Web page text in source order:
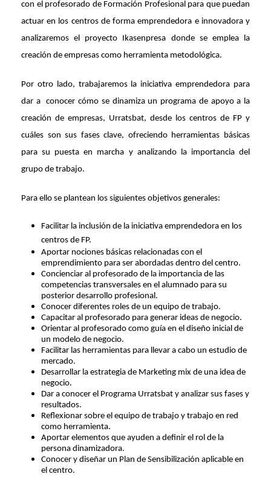
con el profesorado de Formación Profesional para que puedan
actuar en los centros de forma emprendedora e innovadora y
analizaremos el proyecto Ikasenpresa donde se emplea la
creación de empresas como herramienta metodológica.
Por otro lado, trabajaremos la iniciativa emprendedora para
dar a
conocer cómo se dinamiza un programa de apoyo a la
creación de empresas, Urratsbat, desde los centros de FP y
cuáles son sus fases clave, ofreciendo herramientas básicas
para su puesta en marcha y analizando la importancia del
grupo de trabajo.
Para ello se plantean los siguientes objetivos generales:
Facilitar la inclusión de la iniciativa emprendedora en los
centros de FP.
Aportar nociones básicas relacionadas con el
emprendimiento para ser abordadas dentro del centro.
Concienciar al profesorado de la importancia de las
competencias transversales en el alumnado para su
posterior desarrollo profesional.
Conocer diferentes roles de un equipo de trabajo.
Capacitar al profesorado para generar ideas de negocio.
Orientar al profesorado como guía en el diseño inicial de
un modelo de negocio.
Facilitar las herramientas para llevar a cabo un estudio de
mercado.
Desarrollar la estrategia de Marketing mix de una idea de
negocio.
Dar a conocer el Programa Urratsbat y analizar sus fases y
resultados.
Reflexionar sobre el equipo de trabajo y trabajo en red
como herramienta.
Aportar elementos que ayuden a definir el rol de la
persona dinamizadora.
Conocer y diseñar un Plan de Sensibilización aplicable en
el centro.